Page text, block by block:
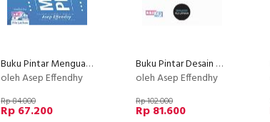
Buku Pintar Menguasai Photoshop
oleh Asep Effendhy
Rp 84.000
Rp 67.200
Buku Pintar Desain Grafis untuk Pemula
oleh Asep Effendhy
Rp 102.000
Rp 81.600